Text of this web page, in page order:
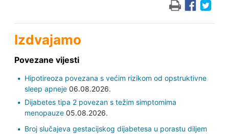
Izdvajamo
Povezane vijesti
Hipotireoza povezana s većim rizikom od opstruktivne
sleep apneje06.08.2026.
Dijabetes tipa 2 povezan s težim simptomima
menopauze05.08.2026.
Broj slučajeva gestacijskog dijabetesa u porastu diljem